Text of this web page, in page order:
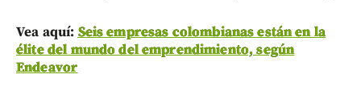
Vea aquí: Seis empresas colombianas están en la
élite del mundo del emprendimiento, según
Endeavor